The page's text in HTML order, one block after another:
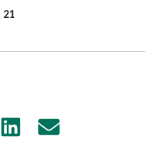
21
Share
Share